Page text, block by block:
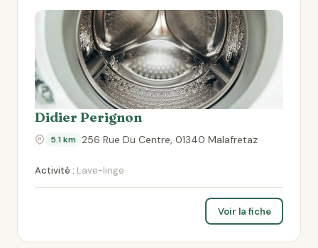
Didier Perignon
5.1 km 256 Rue Du Centre, 01340 Malafretaz
Activité : Lave-linge
Voir la fiche